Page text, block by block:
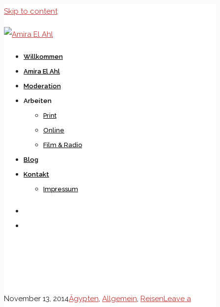
Skip to content
Willkommen
Amira El Ahl
Moderation
Arbeiten
Print
Online
Film & Radio
Blog
Kontakt
Impressum
November 13, 2014Ägypten, Allgemein, ReisenLeave a